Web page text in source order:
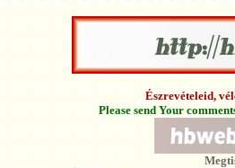
Észrevételeid,
Please send Your